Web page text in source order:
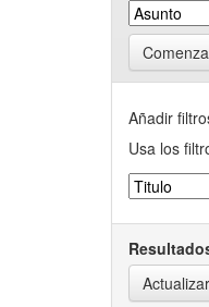
Añadir
Usa los